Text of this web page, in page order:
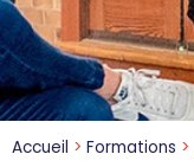
Accueil > Formations >